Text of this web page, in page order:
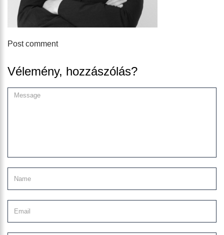
Post comment
Vélemény, hozzászólás?